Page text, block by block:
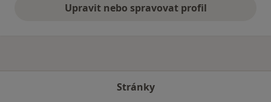
Upravit nebo spravovat profil
Stránky